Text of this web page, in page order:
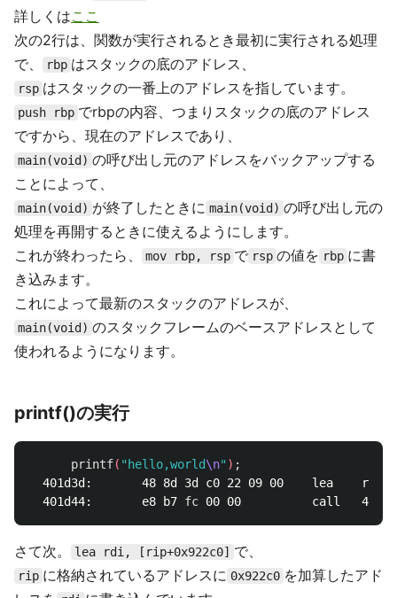
詳しくはここ
次の2行は、関数が実行されるとき最初に実行される処理
で、
rbp はスタックの底のアドレス、
rsp はスタックの一番上のアドレスを指しています。
push rbp でrbpの内容、つまりスタックの底のアドレス
ですから、現在のアドレスであり、
main(void) の呼び出し元のアドレスをバックアップする
ことによって、
main(void) が終了したときに main(void) の呼び出し元の
処理を再開するときに使えるようにします。
これが終わったら、
mov rbp, rsp で rsp の値を rbp に書
き込みます。
これによって最新のスタックのアドレスが、
main(void) のスタックフレームのベースアドレスとして
使われるようになります。
printf()の実行
printf( "hello,world\n" ) ;
401d3d:       48 8d 3d c0 22 09 00    lea
  401d44:       e8 b7
fc
さて次。 lea rdi, [rip+0x922c0] で、
rip に格納されているアドレスに 0x922c0 を加算したアド